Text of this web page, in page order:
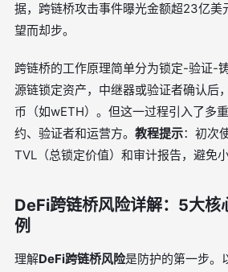
据，跨链桥攻击事件曝光金额超23亿
望而却步。
跨链桥的工作原理简单分为锁定-验证-
源链锁定资产，中继器或验证者确认后
币（如wETH）。但这一过程引入了多
约、验证者和运营方。 教程提示：初次
TVL（总锁定价值）和审计报告，避免小
DeFi跨链桥风险详解：5大核
例
理解DeFi跨链桥风险是防护的第一步。